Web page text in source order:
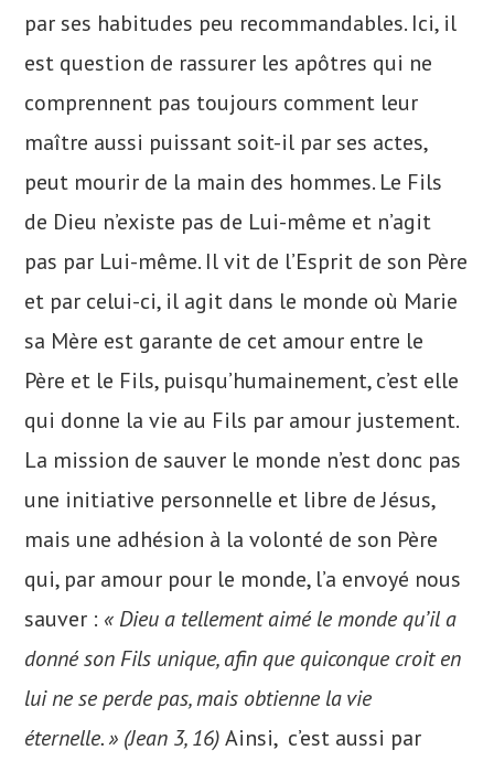
par ses habitudes peu recommandables. Ici, il
est question de rassurer les apôtres qui ne
comprennent pas toujours comment leur
maître aussi puissant soit-il par ses actes,
peut mourir de la main des hommes. Le Fils
de Dieu n’existe pas de Lui-même et n’agit
pas par Lui-même. Il vit de l’Esprit de son Père
et par celui-ci, il agit dans le monde où Marie
sa Mère est garante de cet amour entre le
Père et le Fils, puisqu’humainement, c’est elle
qui donne la vie au Fils par amour justement.
La mission de sauver le monde n’est donc pas
une initiative personnelle et libre de Jésus,
mais une adhésion à la volonté de son Père
qui, par amour pour le monde, l’a envoyé nous
sauver : « Dieu a tellement aimé le monde qu’il a
donné son Fils unique, afin que quiconque croit en
lui ne se perde pas, mais obtienne la vie
éternelle. » (Jean 3, 16)Ainsi, c’est aussi par